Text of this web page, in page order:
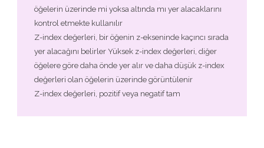
öğelerin üzerinde mi yoksa altında mı yer alacaklarını
kontrol etmekte kullanılır
Z-index değerleri, bir öğenin z-ekseninde kaçıncı sırada
yer alacağını belirler Yüksek z-index değerleri, diğer
öğelere göre daha önde yer alır ve daha düşük z-index
değerleri olan öğelerin üzerinde görüntülenir
Z-index değerleri, pozitif veya negatif tam